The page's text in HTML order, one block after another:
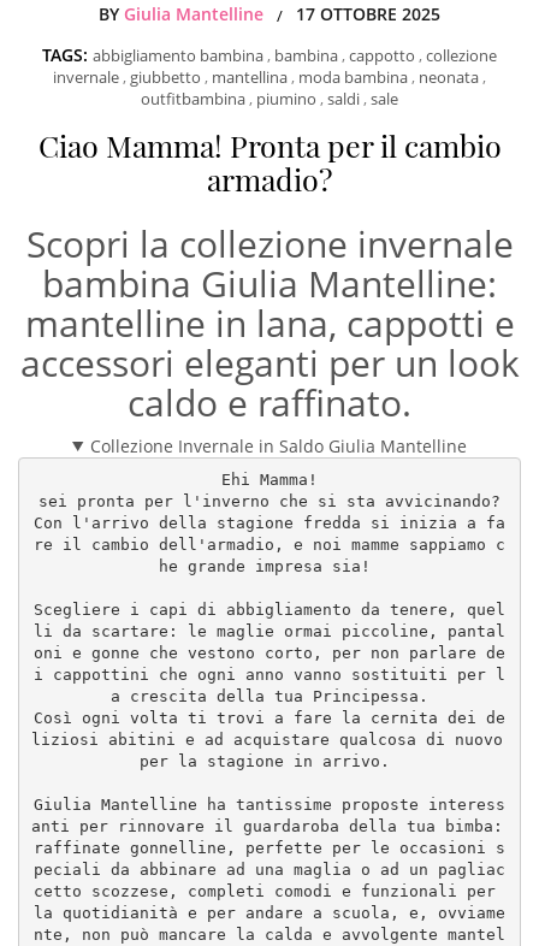
BY Giulia Mantelline /
17 OTTOBRE 2025
TAGS: abbigliamento bambina, bambina,cappotto ,collezione
invernale, giubbetto , mantellina, moda bambina, neonata,
outfitbambina, piumino ,saldi,sale
Ciao Mamma! Pronta per il cambio
armadio?
Scopri la collezione invernale
bambina Giulia Mantelline:
mantelline in lana, cappotti e
accessori eleganti per un look
caldo e raffinato.
Collezione Invernale in Saldo Giulia Mantelline
Ehi Mamma!
sei pronta per l'inverno che si sta avvicinando?
Con l'arrivo della stagione fredda si inizia a fa
re il cambio dell'armadio, e noi mamme sappiamo c
he grande impresa sia!
Scegliere i capi di abbigliamento da tenere, quel
li da scartare: le maglie ormai piccoline, pantal
oni e gonne che vestono corto, per non parlare de
i cappottini che ogni anno vanno sostituiti per l
a crescita della tua Principessa.
Così ogni volta ti trovi a fare la cernita dei de
liziosi abitini e ad acquistare qualcosa di nuovo
per la stagione in arrivo.
Giulia Mantelline ha tantissime proposte interess
anti per rinnovare il guardaroba della tua bimba:
raffinate gonnelline, perfette per le occasioni s
peciali da abbinare ad una maglia o ad un pagliac
cetto scozzese, completi comodi e funzionali per
la quotidianità e per andare a scuola, e, ovviame
nte, non può mancare la calda e avvolgente mantel